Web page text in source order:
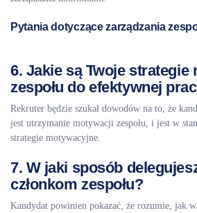
Pytania dotyczące zarządzania
6. Jakie są Twoje strategie
zespołu do efektywnej
Rekruter będzie szukał dowodów na to, że
jest utrzymanie motywacji zespołu, i jest w
strategie motywacyjne.
7. W jaki sposób
członkom zespołu?
Kandydat powinien pokazać, że rozumie, jak